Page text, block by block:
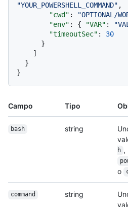
"YOUR_POWERSHELL_COMMAND" ,
"cwd" : "OPTIONAL/
"env" : { "VAR" :
"timeoutSec" :
30
}
]
}
}
Campo Tipo
bash string
h ,
o
command string